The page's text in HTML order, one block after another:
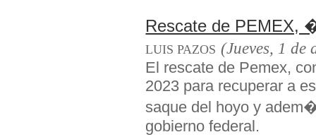
Rescate de PEMEX,
LUIS PAZOS (Jueves, 1 de
El rescate de Pemex,
2023 para recuperar a
saque del hoyo y
gobierno federal.